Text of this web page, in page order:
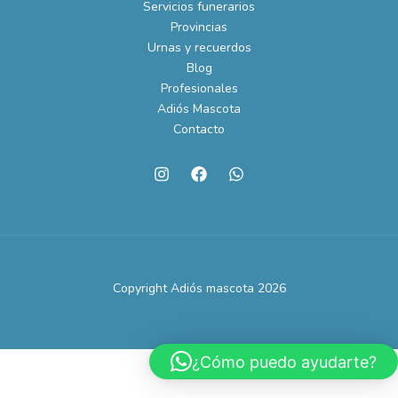
Servicios funerarios
Provincias
Urnas y recuerdos
Blog
Profesionales
Adiós Mascota
Contacto
Copyright Adiós mascota 2026
¿Cómo puedo ayudarte?